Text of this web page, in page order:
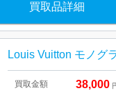
買取品詳細
Louis Vuitton モノグ
買取金額 38,000